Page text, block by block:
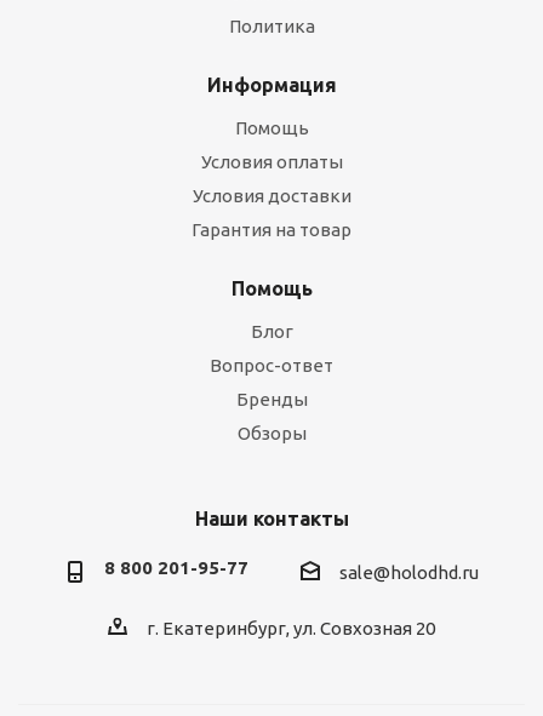
Политика
Информация
Помощь
Условия оплаты
Условия доставки
Гарантия на товар
Помощь
Блог
Вопрос-ответ
Бренды
Обзоры
Наши контакты
8 800 201-95-77 sale@holodhd.ru
г. Екатеринбург, ул. Совхозная 20